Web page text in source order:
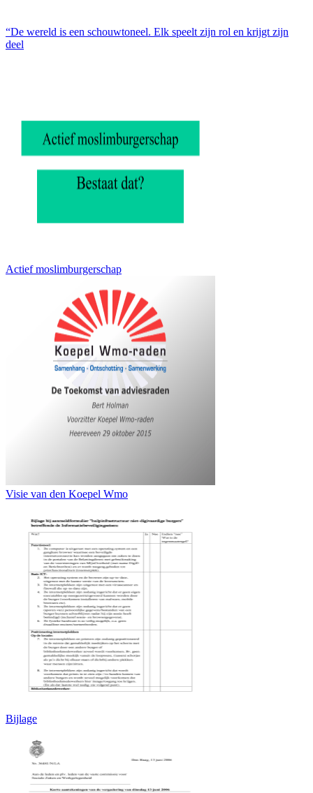
“De wereld is een schouwtoneel. Elk speelt zijn rol en krijgt zijn
deel
Actief moslimburgerschap
Visie van den Koepel Wmo
Bijlage